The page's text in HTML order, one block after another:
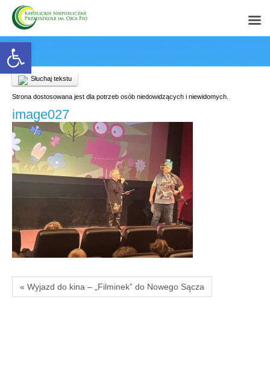
Open toolbar
Słuchaj tekstu
Strona dostosowana jest dla potrzeb osób niedowidzących i niewidomych.
image027
« Wyjazd do kina – „Filminek” do Nowego Sącza